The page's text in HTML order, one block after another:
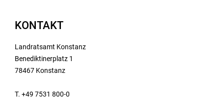
KONTAKT
Landratsamt Konstanz
Benediktinerplatz 1
78467 Konstanz
T. +49 7531 800-0